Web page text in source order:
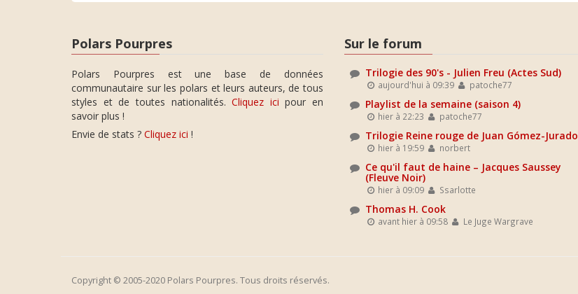
Polars Pourpres
Polars Pourpres est une base de données
communautaire sur les polars et leurs auteurs, de tous
styles et de toutes nationalités.Cliquez ici pour en
savoir plus !
Envie de stats ? Cliquez ici !
Sur le forum
Trilogie des 90's - Julien Freu (Actes Sud)
aujourd'hui à 09:39 patoche77
Playlist de la semaine (saison 4)
hier à 22:23 patoche77
Trilogie Reine rouge de Juan Gómez-Jurado
hier à 19:59 norbert
Ce qu'il faut de haine – Jacques Saussey
(Fleuve Noir)
hier à 09:09 Ssarlotte
Thomas H. Cook
avant hier à 09:58 Le Juge Wargrave
Copyright © 2005-2020 Polars Pourpres. Tous droits réservés.